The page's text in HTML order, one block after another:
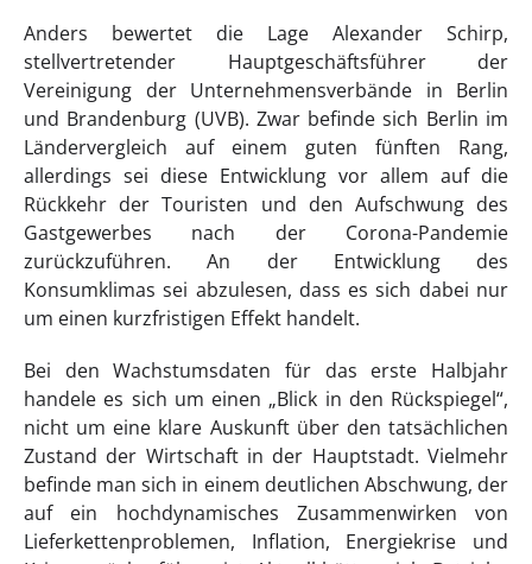
Anders bewertet die Lage Alexander Schirp,
stellvertretender Hauptgeschäftsführer der
Vereinigung der Unternehmensverbände in Berlin
und Brandenburg (UVB). Zwar befinde sich Berlin im
Ländervergleich auf einem guten fünften Rang,
allerdings sei diese Entwicklung vor allem auf die
Rückkehr der Touristen und den Aufschwung des
Gastgewerbes nach der Corona-Pandemie
zurückzuführen. An der Entwicklung des
Konsumklimas sei abzulesen, dass es sich dabei nur
um einen kurzfristigen Effekt handelt.
Bei den Wachstumsdaten für das erste Halbjahr
handele es sich um einen „Blick in den Rückspiegel“,
nicht um eine klare Auskunft über den tatsächlichen
Zustand der Wirtschaft in der Hauptstadt. Vielmehr
befinde man sich in einem deutlichen Abschwung, der
auf ein hochdynamisches Zusammenwirken von
Lieferkettenproblemen, Inflation, Energiekrise und